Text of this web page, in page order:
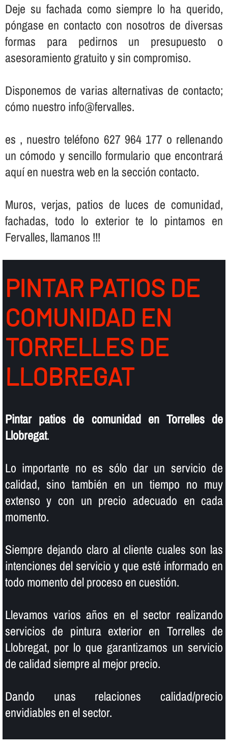
Deje su fachada como siempre lo ha querido,
póngase en contacto con nosotros de diversas
formas para pedirnos un presupuesto o
asesoramiento gratuito y sin compromiso.
Disponemos de varias alternativas de contacto;
cómo nuestro info@fervalles.
es , nuestro teléfono 627 964 177 o rellenando
un cómodo y sencillo formulario que encontrará
aquí­ en nuestra web en la sección contacto.
Muros, verjas, patios de luces de comunidad,
fachadas, todo lo exterior te lo pintamos en
Fervalles, llamanos !!!
PINTAR PATIOS DE
COMUNIDAD EN
TORRELLES DE
LLOBREGAT
Pintar patios de comunidad en Torrelles de
Llobregat.
Lo importante no es sólo dar un servicio de
calidad, sino también en un tiempo no muy
extenso y con un precio adecuado en cada
momento.
Siempre dejando claro al cliente cuales son las
intenciones del servicio y que esté informado en
todo momento del proceso en cuestión.
Llevamos varios años en el sector realizando
servicios de pintura exterior en Torrelles de
Llobregat, por lo que garantizamos un servicio
de calidad siempre al mejor precio.
Dando unas relaciones calidad/precio
envidiables en el sector.